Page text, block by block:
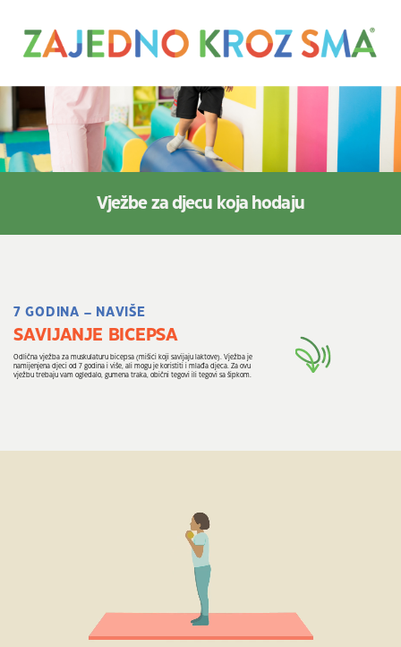
Vježbe za djecu koja hodaju
7 GODINA – NAVIŠE
SAVIJANJE BICEPSA
Odlična vježba za muskulaturu bicepsa (mišići koji savijaju laktove). Vježba je
namijenjena djeci od 7 godina i više, ali mogu je koristiti i mlađa djeca. Za ovu
vježbu trebaju vam ogledalo, gumena traka, obični tegovi ili tegovi sa šipkom.